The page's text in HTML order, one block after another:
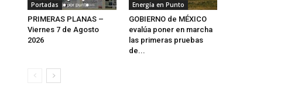
Portadas
PRIMERAS PLANAS –
Viernes 7 de Agosto
2026
Energía en Punto
GOBIERNO de MÉXICO
evalúa poner en marcha
las primeras pruebas
de...